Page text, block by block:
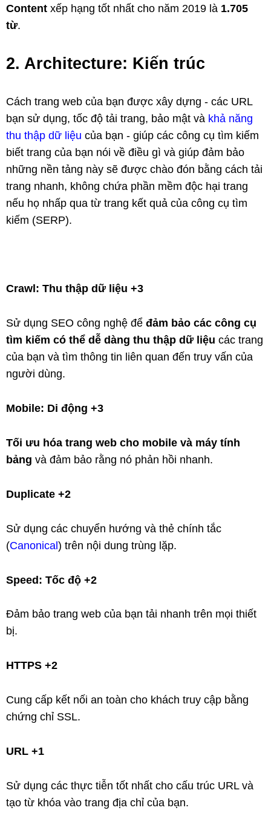
Content xếp hạng tốt nhất cho năm 2019 là 1.705
từ.
2. Architecture: Kiến trúc
Cách trang web của bạn được xây dựng - các URL
bạn sử dụng, tốc độ tải trang, bảo mật và khả năng
thu thập dữ liệu của bạn - giúp các công cụ tìm kiếm
biết trang của bạn nói về điều gì và giúp đảm bảo
những nền tảng này sẽ được chào đón bằng cách tải
trang nhanh, không chứa phần mềm độc hại trang
nếu họ nhấp qua từ trang kết quả của công cụ tìm
kiếm (SERP).
Crawl: Thu thập dữ liệu +3
Sử dụng SEO công nghệ để đảm bảo các công cụ
tìm kiếm có thể dễ dàng thu thập dữ liệu các trang
của bạn và tìm thông tin liên quan đến truy vấn của
người dùng.
Mobile: Di động +3
Tối ưu hóa trang web cho mobile và máy tính
bảng và đảm bảo rằng nó phản hồi nhanh.
Duplicate +2
Sử dụng các chuyển hướng và thẻ chính tắc
(Canonical) trên nội dung trùng lặp.
Speed: Tốc độ +2
Đảm bảo trang web của bạn tải nhanh trên mọi thiết
bị.
HTTPS +2
Cung cấp kết nối an toàn cho khách truy cập bằng
chứng chỉ SSL.
URL +1
Sử dụng các thực tiễn tốt nhất cho cấu trúc URL và
tạo từ khóa vào trang địa chỉ của bạn.